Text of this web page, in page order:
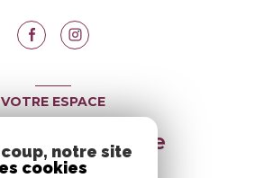
VOTRE ESPACE
propriétaire
notre site
cookies